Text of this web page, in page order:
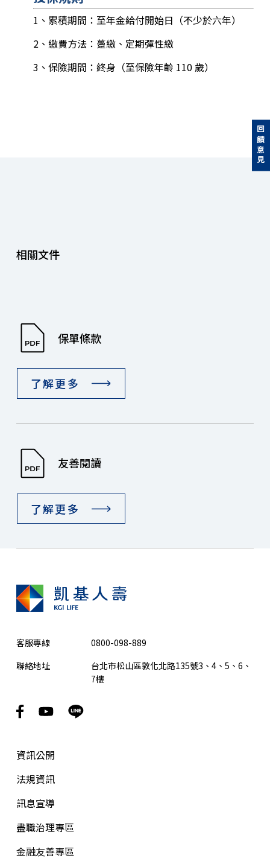
1、累積期間：至年金給付開始日（不少於六年）
2、繳費方法：躉繳、定期彈性繳
3、保險期間：終身（至保險年齡 110 歲）
相關文件
保單條款
了解更多
友善閱讀
了解更多
客服專線
0800-098-889
聯絡地址
台北市松山區敦化北路135號3、4、5、6、
7樓
資訊公開
法規資訊
訊息宣導
盡職治理專區
金融友善專區
回饋意見